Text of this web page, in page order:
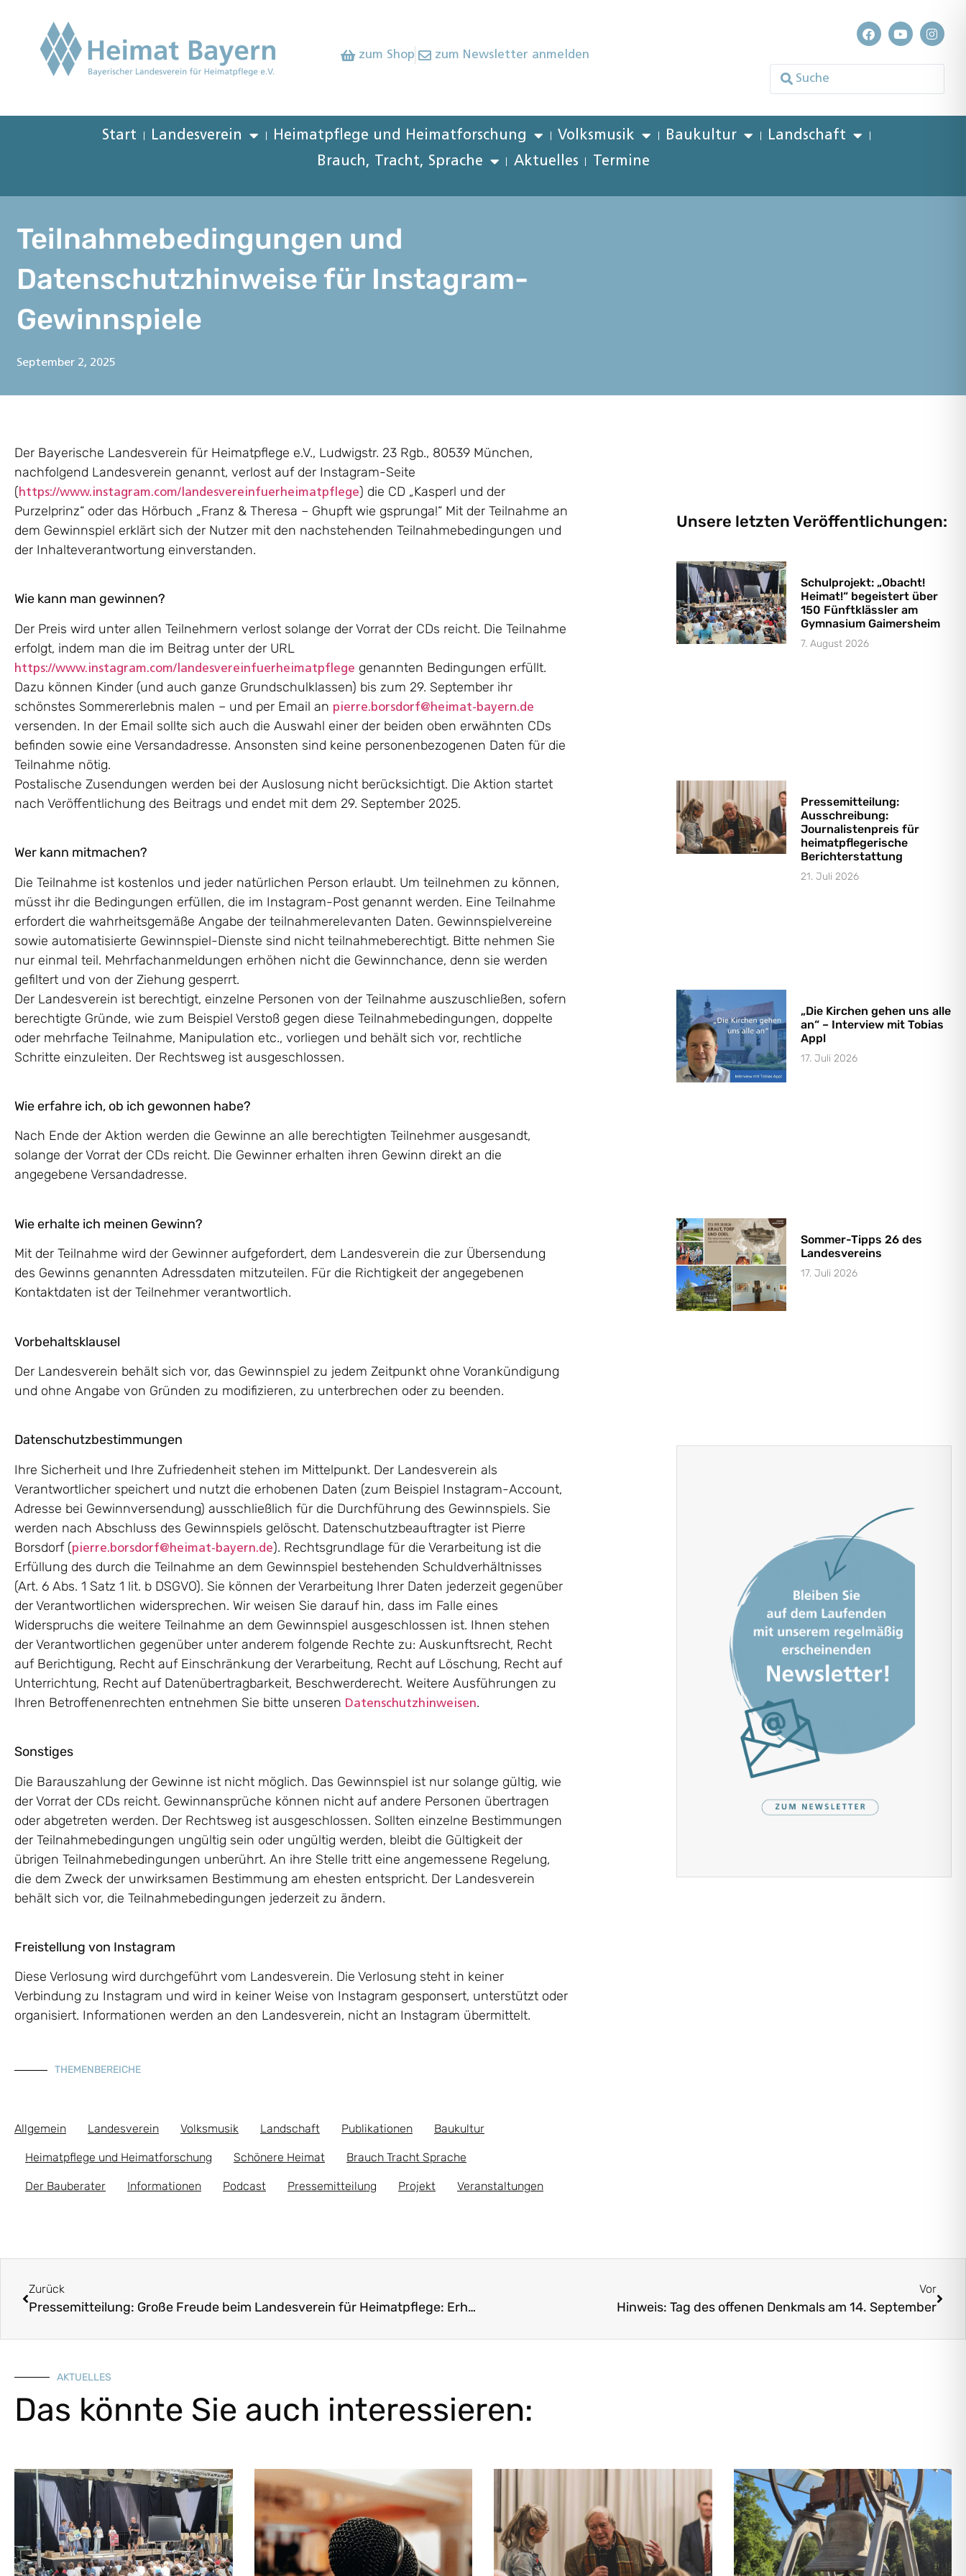
zum Shop zum Newsletter anmelden
Start Landesverein Heimatpflege und Heimatforschung Volksmusik Baukultur
Landschaft
Brauch, Tracht, Sprache
Aktuelles Termine
Teilnahmebedingungen und
Datenschutzhinweise für Instagram-
Gewinnspiele
September 2, 2025
Der Bayerische Landesverein für Heimatpflege e.V., Ludwigstr. 23 Rgb., 80539 München,
nachfolgend Landesverein genannt, verlost auf der Instagram-Seite
(https://www.instagram.com/landesvereinfuerheimatpflege) die CD „Kasperl und der
Purzelprinz“ oder das Hörbuch „Franz & Theresa – Ghupft wie gsprunga!“ Mit der Teilnahme an
dem Gewinnspiel erklärt sich der Nutzer mit den nachstehenden Teilnahmebedingungen und
der Inhalteverantwortung einverstanden.
Wie kann man gewinnen?
Der Preis wird unter allen Teilnehmern verlost solange der Vorrat der CDs reicht. Die Teilnahme
erfolgt, indem man die im Beitrag unter der URL
https://www.instagram.com/landesvereinfuerheimatpflege genannten Bedingungen erfüllt.
Dazu können Kinder (und auch ganze Grundschulklassen) bis zum 29. September ihr
schönstes Sommererlebnis malen – und per Email an pierre.borsdorf@heimat-bayern.de
versenden. In der Email sollte sich auch die Auswahl einer der beiden oben erwähnten CDs
befinden sowie eine Versandadresse. Ansonsten sind keine personenbezogenen Daten für die
Teilnahme nötig.
Postalische Zusendungen werden bei der Auslosung nicht berücksichtigt. Die Aktion startet
nach Veröffentlichung des Beitrags und endet mit dem 29. September 2025.
Wer kann mitmachen?
Die Teilnahme ist kostenlos und jeder natürlichen Person erlaubt. Um teilnehmen zu können,
müsst ihr die Bedingungen erfüllen, die im Instagram-Post genannt werden. Eine Teilnahme
erfordert die wahrheitsgemäße Angabe der teilnahmerelevanten Daten. Gewinnspielvereine
sowie automatisierte Gewinnspiel-Dienste sind nicht teilnahmeberechtigt. Bitte nehmen Sie
nur einmal teil. Mehrfachanmeldungen erhöhen nicht die Gewinnchance, denn sie werden
gefiltert und von der Ziehung gesperrt.
Der Landesverein ist berechtigt, einzelne Personen von der Teilnahme auszuschließen, sofern
berechtigte Gründe, wie zum Beispiel Verstoß gegen diese Teilnahmebedingungen, doppelte
oder mehrfache Teilnahme, Manipulation etc., vorliegen und behält sich vor, rechtliche
Schritte einzuleiten. Der Rechtsweg ist ausgeschlossen.
Wie erfahre ich, ob ich gewonnen habe?
Nach Ende der Aktion werden die Gewinne an alle berechtigten Teilnehmer ausgesandt,
solange der Vorrat der CDs reicht. Die Gewinner erhalten ihren Gewinn direkt an die
angegebene Versandadresse.
Wie erhalte ich meinen Gewinn?
Mit der Teilnahme wird der Gewinner aufgefordert, dem Landesverein die zur Übersendung
des Gewinns genannten Adressdaten mitzuteilen. Für die Richtigkeit der angegebenen
Kontaktdaten ist der Teilnehmer verantwortlich.
Vorbehaltsklausel
Der Landesverein behält sich vor, das Gewinnspiel zu jedem Zeitpunkt ohne Vorankündigung
und ohne Angabe von Gründen zu modifizieren, zu unterbrechen oder zu beenden.
Datenschutzbestimmungen
Ihre Sicherheit und Ihre Zufriedenheit stehen im Mittelpunkt. Der Landesverein als
Verantwortlicher speichert und nutzt die erhobenen Daten (zum Beispiel Instagram-Account,
Adresse bei Gewinnversendung) ausschließlich für die Durchführung des Gewinnspiels. Sie
werden nach Abschluss des Gewinnspiels gelöscht. Datenschutzbeauftragter ist Pierre
Borsdorf (pierre.borsdorf@heimat-bayern.de). Rechtsgrundlage für die Verarbeitung ist die
Erfüllung des durch die Teilnahme an dem Gewinnspiel bestehenden Schuldverhältnisses
(Art. 6 Abs. 1 Satz 1 lit. b DSGVO). Sie können der Verarbeitung Ihrer Daten jederzeit gegenüber
der Verantwortlichen widersprechen. Wir weisen Sie darauf hin, dass im Falle eines
Widerspruchs die weitere Teilnahme an dem Gewinnspiel ausgeschlossen ist. Ihnen stehen
der Verantwortlichen gegenüber unter anderem folgende Rechte zu: Auskunftsrecht, Recht
auf Berichtigung, Recht auf Einschränkung der Verarbeitung, Recht auf Löschung, Recht auf
Unterrichtung, Recht auf Datenübertragbarkeit, Beschwerderecht. Weitere Ausführungen zu
Ihren Betroffenenrechten entnehmen Sie bitte unseren Datenschutzhinweisen.
Sonstiges
Die Barauszahlung der Gewinne ist nicht möglich. Das Gewinnspiel ist nur solange gültig, wie
der Vorrat der CDs reicht. Gewinnansprüche können nicht auf andere Personen übertragen
oder abgetreten werden. Der Rechtsweg ist ausgeschlossen. Sollten einzelne Bestimmungen
der Teilnahmebedingungen ungültig sein oder ungültig werden, bleibt die Gültigkeit der
übrigen Teilnahmebedingungen unberührt. An ihre Stelle tritt eine angemessene Regelung,
die dem Zweck der unwirksamen Bestimmung am ehesten entspricht. Der Landesverein
behält sich vor, die Teilnahmebedingungen jederzeit zu ändern.
Freistellung von Instagram
Diese Verlosung wird durchgeführt vom Landesverein. Die Verlosung steht in keiner
Verbindung zu Instagram und wird in keiner Weise von Instagram gesponsert, unterstützt oder
organisiert. Informationen werden an den Landesverein, nicht an Instagram übermittelt.
THEMENBEREICHE
Allgemein Landesverein Volksmusik Landschaft Publikationen Baukultur
Heimatpflege und Heimatforschung Schönere Heimat Brauch Tracht Sprache
Der Bauberater Informationen Podcast Pressemitteilung Projekt Veranstaltungen
Unsere letzten Veröffentlichungen:
Schulprojekt: „Obacht!
Heimat!“ begeistert über
150 Fünftklässler am
Gymnasium Gaimersheim
7. August 2026
Pressemitteilung:
Ausschreibung:
Journalistenpreis für
heimatpflegerische
Berichterstattung
21. Juli 2026
„Die Kirchen gehen uns alle
an“ – Interview mit Tobias
Appl
17. Juli 2026
Sommer-Tipps 26 des
Landesvereins
17. Juli 2026
Zurück
Pressemitteilung: Große Freude beim Landesverein für Heimatpflege: Erhartinger Sommerkeller in der Denkmalliste
Vor
Hinweis: Tag des offenen Denkmals am 14. September
AKTUELLES
Das könnte Sie auch interessieren: